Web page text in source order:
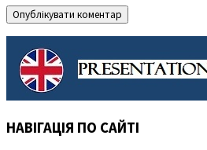
НАВІГАЦІЯ ПО САЙТІ